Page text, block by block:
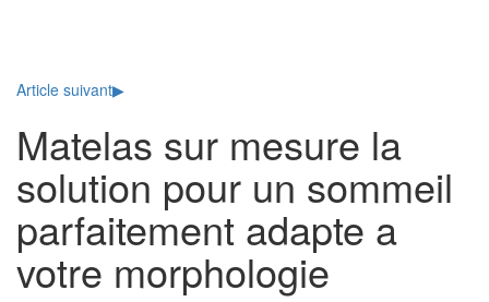
Article suivant▶
Matelas sur mesure la
solution pour un sommeil
parfaitement adapte a
votre morphologie